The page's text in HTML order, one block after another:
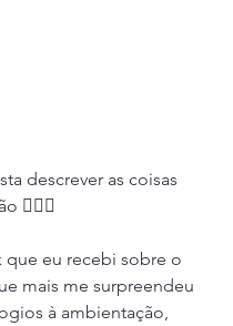
descrever as coisas
🙋🏻‍♀️
que eu recebi sobre o
mais me surpreendeu
à ambientação,